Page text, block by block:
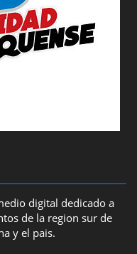
digital dedicado a
de la region sur de
y el pais.